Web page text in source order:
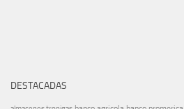
DESTACADAS